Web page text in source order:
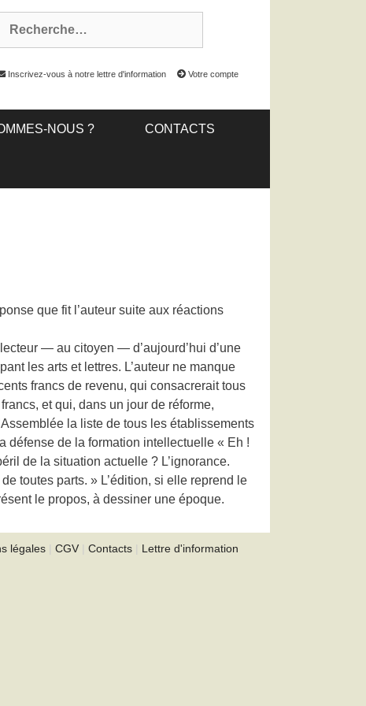
Inscrivez-vous à notre lettre d'information Votre compte
NOUS ? CONTACTS
que fit l’auteur suite aux réactions
— au citoyen — d’aujourd’hui d’une
les arts et lettres. L’auteur ne manque
francs de revenu, qui consacrerait tous
et qui, dans un jour de réforme,
la liste de tous les établissements
défense de la formation intellectuelle « Eh !
de la situation actuelle ? L’ignorance.
toutes parts. » L’édition, si elle reprend le
le propos, à dessiner une époque.
légales CGV Contacts Lettre d'information